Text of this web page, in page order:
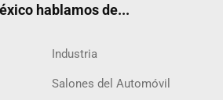
hablamos de...
Industria
Salones del Automóvil